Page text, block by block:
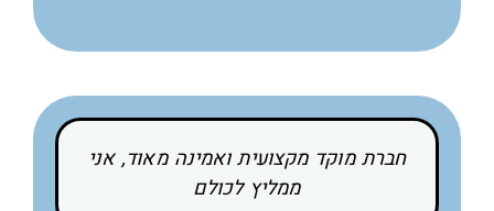
חברת מוקד מקצועית ואמינה מאוד, אני
ממליץ לכולם